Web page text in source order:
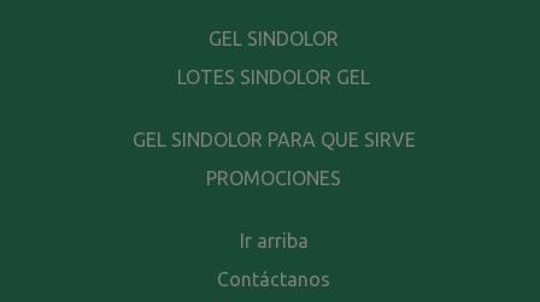
GEL SINDOLOR
LOTES SINDOLOR GEL
GEL SINDOLOR PARA QUE SIRVE
PROMOCIONES
Ir arriba
Contáctanos